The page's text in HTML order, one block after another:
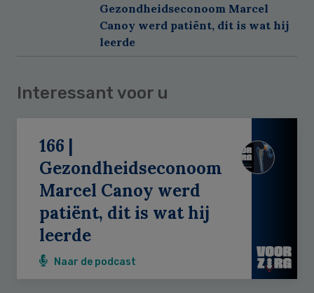
Gezondheidseconoom Marcel
Canoy werd patiënt, dit is wat hij
leerde
Interessant voor u
166 |
Gezondheidseconoom
Marcel Canoy werd
patiënt, dit is wat hij
leerde
Naar de podcast